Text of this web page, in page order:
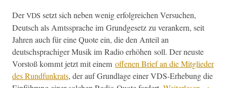
DerVDS set­zt sich neben wenig erfol­gre­ichen Ver­suchen,
Deutsch als Amtssprache im Grundge­setz zu ver­ankern, seit
Jahren auch für eine Quote ein, die den Anteil an
deutschsprachiger Musik im Radio erhöhen soll. Der neuste
Vorstoß kommt jet­zt mit einem offe­nen Brief an die Mit­glieder
des Rund­funkrats, der auf Grund­lage ein­er VDS-Erhe­bung die